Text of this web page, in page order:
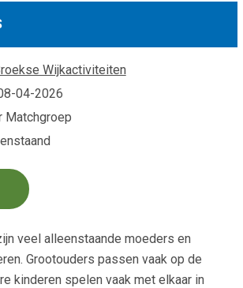
Wijkactiviteiten
04-2026
Matchgroep
veel alleenstaande moeders en
Grootouders passen vaak op de
kinderen spelen vaak met elkaar in